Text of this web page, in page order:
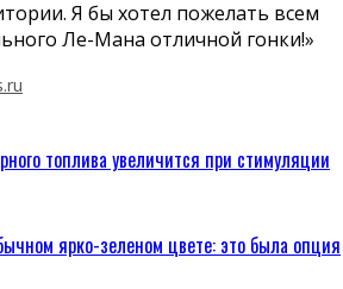
Я бы хотел пожелать всем
Ле-Мана отличной гонки!»
топлива увеличится при стимуляции
ярко-зеленом цвете: это была опция